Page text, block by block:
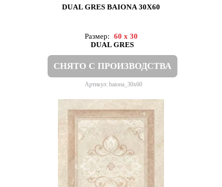
DUAL GRES BAIONA 30X60
Размер:
60 x 30
DUAL GRES
СНЯТО С ПРОИЗВОДСТВА
Артикул: baiona_30x60